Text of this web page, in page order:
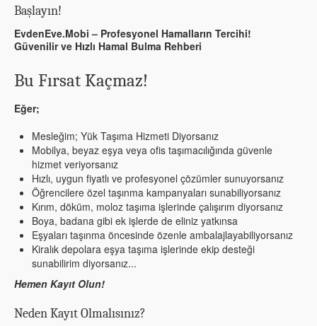
Başlayın!
EvdenEve.Mobi – Profesyonel Hamalların Tercihi!
Güvenilir ve Hızlı Hamal Bulma Rehberi
Bu Fırsat Kaçmaz!
Eğer;
Mesleğim; Yük Taşıma Hizmeti Diyorsanız
Mobilya, beyaz eşya veya ofis taşımacılığında güvenle
hizmet veriyorsanız
Hızlı, uygun fiyatlı ve profesyonel çözümler sunuyorsanız
Öğrencilere özel taşınma kampanyaları sunabiliyorsanız
Kırım, döküm, moloz taşıma işlerinde çalışırım diyorsanız
Boya, badana gibi ek işlerde de eliniz yatkınsa
Eşyaları taşınma öncesinde özenle ambalajlayabiliyorsanız
Kiralık depolara eşya taşıma işlerinde ekip desteği
sunabilirim diyorsanız...
Hemen Kayıt Olun!
Neden Kayıt Olmalısınız?